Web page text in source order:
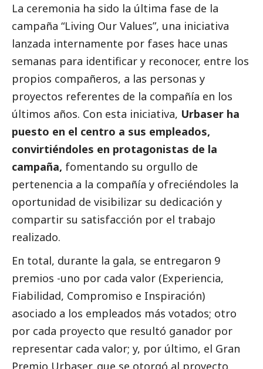
La ceremonia ha sido la última fase de la
campaña “Living Our Values”, una iniciativa
lanzada internamente por fases hace unas
semanas para identificar y reconocer, entre los
propios compañeros, a las personas y
proyectos referentes de la compañía en los
últimos años. Con esta iniciativa, Urbaser ha
puesto en el centro a sus empleados,
convirtiéndoles en protagonistas de la
campaña, fomentando su orgullo de
pertenencia a la compañía y ofreciéndoles la
oportunidad de visibilizar su dedicación y
compartir su satisfacción por el trabajo
realizado.
En total, durante la gala, se entregaron 9
premios -uno por cada valor (Experiencia,
Fiabilidad, Compromiso e Inspiración)
asociado a los empleados más votados; otro
por cada proyecto que resultó ganador por
representar cada valor; y, por último, el Gran
Premio Urbaser, que se otorgó al proyecto